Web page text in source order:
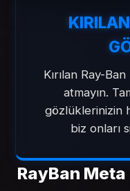
Kırılan Ray-
atmayın.
gözlüklerinizin
biz onları
RayBan